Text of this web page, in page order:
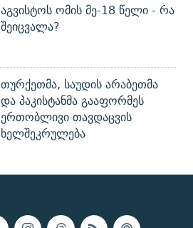
აგვისტოს ომის მე-18 წელი - რა
შეიცვალა?
თურქეთმა, საუდის არაბეთმა
და პაკისტანმა გააფორმეს
ერთობლივი თავდაცვის
ხელშეკრულება